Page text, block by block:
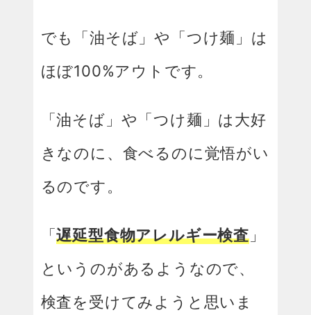
でも「油そば」や「つけ麺」は
ほぼ100%アウトです。
「油そば」や「つけ麺」は大好
きなのに、食べるのに覚悟がい
るのです。
「遅延型食物アレルギー検査 」
というのがあるようなので、
検査を受けてみようと思いま